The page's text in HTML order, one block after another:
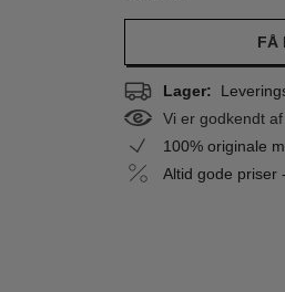
FÅ
Lager:
Vi er godkendt
100% originale
Altid gode priser